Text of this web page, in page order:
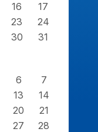
16
17
23
24
30 31
6
7
13
14
20
21
27
28